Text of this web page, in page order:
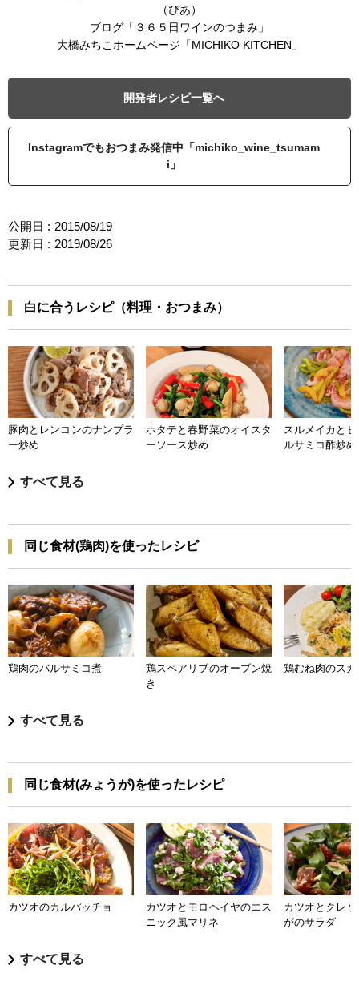
（ぴあ）
ブログ「３６５日ワインのつまみ」
大橋みちこホームページ「MICHIKO KITCHEN」
開発者レシピ一覧へ
Instagramでもおつまみ発信中「michiko_wine_tsumam
i」
公開日 : 2015/08/19
更新日 : 2019/08/26
白に合うレシピ（料理・おつまみ）
豚肉とレンコンのナンプラ
ー炒め
ホタテと春野菜のオイスタ
ーソース炒め
スルメイカと
ルサミコ酢炒め
すべて見る
同じ食材(鶏肉)を使ったレシピ
鶏肉のバルサミコ煮
鶏スペアリブのオーブン焼
き
鶏むね肉のス
すべて見る
同じ食材(みょうが)を使ったレシピ
カツオのカルパッチョ
カツオとモロヘイヤのエス
ニック風マリネ
カツオとクレ
がのサラダ
すべて見る